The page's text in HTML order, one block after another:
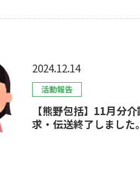
2024.12.14
活動報告
【熊野包括】11月分
求・伝送終了しました。